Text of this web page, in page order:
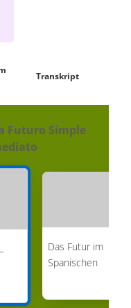
Transkript
Futuro Simple
Das Futur im
Spanischen